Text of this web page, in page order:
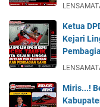
Ketua
Kejari
Miris...!